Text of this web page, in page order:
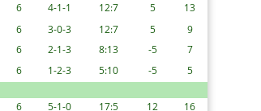
6 4-1-1 12:7 5
13
6 3-0-3 12:7 5
9
6 2-1-3 8:13 -5
7
6 1-2-3 5:10 -5
5
6 5-1-0 17:5 12 16